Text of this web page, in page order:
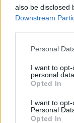
also be disclosed
Downstream
Personal
I want to
personal data.
Opted In
I want to
Personal
Opted In
3 kpl
6 kpl
Entä muut